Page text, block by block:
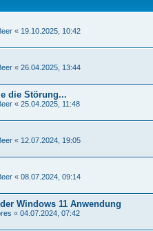
« 19.10.2025, 10:42
« 26.04.2025, 13:44
die Störung...
« 25.04.2025, 11:48
« 12.07.2024, 19:05
« 08.07.2024, 09:14
Windows 11 Anwendung
« 04.07.2024, 07:42